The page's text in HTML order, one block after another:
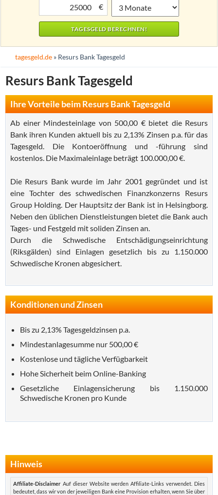
€
tagesgeld.de » Resurs Bank Tagesgeld
Resurs Bank Tagesgeld
Ihre Vorteile beim Resurs Bank Tagesgeld
Ab einer Mindesteinlage von 500,00 € bietet die Resurs
Bank ihren Kunden aktuell bis zu 2,13% Zinsen p.a. für das
Tagesgeld. Die Kontoeröffnung und -führung sind
kostenlos. Die Maximaleinlage beträgt 100.000,00 €.
Die Resurs Bank wurde im Jahr 2001 gegründet und ist
eine Tochter des schwedischen Finanzkonzerns Resurs
Group Holding. Der Hauptsitz der Bank ist in Helsingborg.
Neben den üblichen Dienstleistungen bietet die Bank auch
Tages- und Festgeld mit soliden Zinsen an.
Durch die Schwedische Entschädigungseinrichtung
(Riksgälden) sind Einlagen gesetzlich bis zu 1.150.000
Schwedische Kronen abgesichert.
Konditionen und Zinsen
Bis zu 2,13% Tagesgeldzinsen p.a.
Mindestanlagesumme nur 500,00 €
Kostenlose und tägliche Verfügbarkeit
Hohe Sicherheit beim Online-Banking
Gesetzliche Einlagensicherung bis 1.150.000
Schwedische Kronen pro Kunde
Hinweis
Affiliate-Disclaimer Auf dieser Website werden Affiliate-Links verwendet. Dies
bedeutet, dass wir von der jeweiligen Bank eine Provision erhalten, wenn Sie über